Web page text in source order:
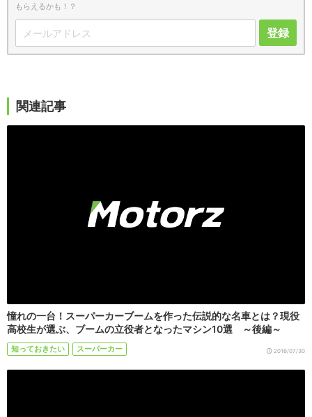
もらえるかも！？
登録
関連記事
憧れの一台！スーパーカーブームを作った伝説的な名車とは？現役
高校生が選ぶ、ブームの立役者となったマシン10選 ～後編～
知っておきたい スーパーカー 2016/07/30